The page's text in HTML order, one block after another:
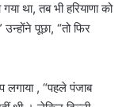
था, तब भी हरियाणा को
पूछा, “तो फिर
, “पहले पंजाब